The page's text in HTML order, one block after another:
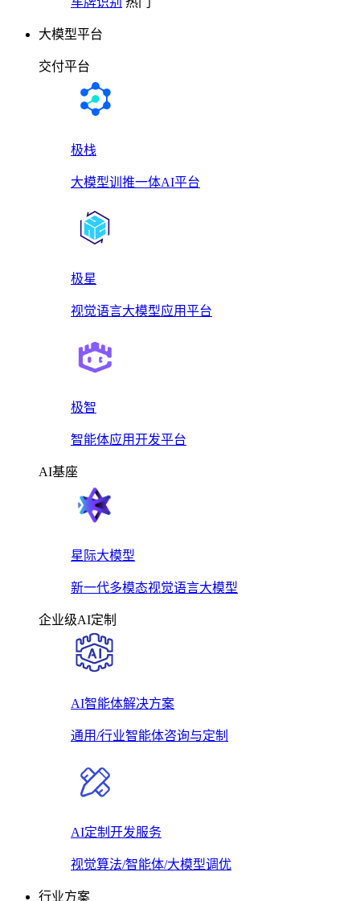
大模型平台
交付平台
极栈
大模型训推一体AI平台
极星
视觉语言大模型应用平台
极智
智能体应用开发平台
AI基座
星际大模型
新一代多模态视觉语言大模型
企业级AI定制
AI智能体解决方案
通用/行业智能体咨询与定制
AI定制开发服务
视觉算法/智能体/大模型调优
行业方案